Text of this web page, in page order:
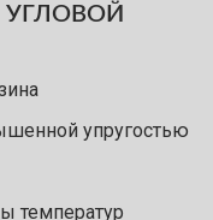
упругостью
температур